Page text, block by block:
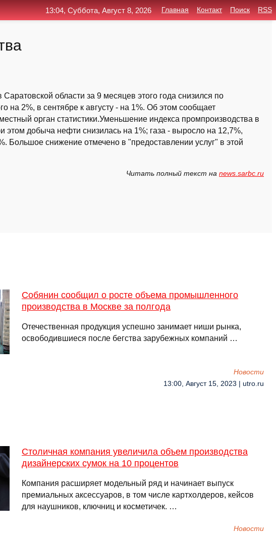
области за 9 месяцев этого года снизился по
на 2%, в сентябре к августу - на 1%. Об этом сообщает
орган статистики.Уменьшение индекса промпроизводства в
этом добыча нефти снизилась на 1%; газа - выросло на 12,7%,
Большое снижение отмечено в "предоставлении услуг" в этой
Читать полный текст на news.sarbc.ru
Собянин сообщил о росте объема промышленного
производства в Москве за полгода
Отечественная продукция успешно занимает ниши рынка,
освободившиеся после бегства зарубежных компаний …
Новости
13:00, Август 15, 2023 | utro.ru
Столичная компания увеличила объем производства
дизайнерских сумок на 10 процентов
Компания расширяет модельный ряд и начинает выпуск
премиальных аксессуаров, в том числе картхолдеров, кейсов
для наушников, ключниц и косметичек. …
Новости
13:04, Суббота, Август 8, 2026 Главная Контакт Поиск RSS